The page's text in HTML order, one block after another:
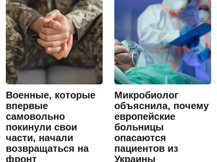
Военные, которые
впервые
самовольно
покинули свои
части, начали
возвращаться на
фронт
Микробиолог
объяснила, почему
европейские
больницы
опасаются
пациентов из
Украины